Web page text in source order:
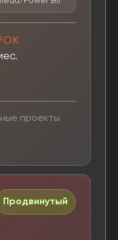
проекты
Продвинутый